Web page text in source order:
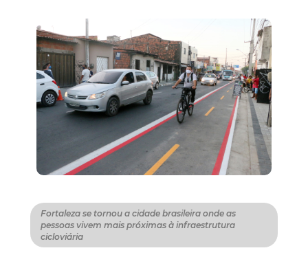
Fortaleza se tornou a cidade brasileira onde as
pessoas vivem mais próximas à infraestrutura
cicloviária